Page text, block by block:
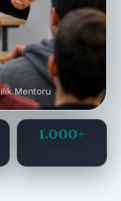
Mentoru
1.000+